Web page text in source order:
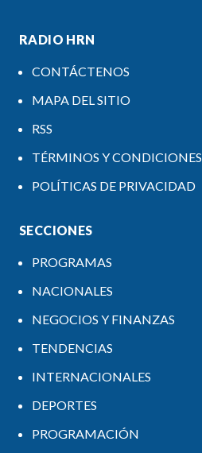
RADIO HRN
CONTÁCTENOS
MAPA DEL SITIO
RSS
TÉRMINOS Y CONDICIONES
POLÍTICAS DE PRIVACIDAD
SECCIONES
PROGRAMAS
NACIONALES
NEGOCIOS Y FINANZAS
TENDENCIAS
INTERNACIONALES
DEPORTES
PROGRAMACIÓN